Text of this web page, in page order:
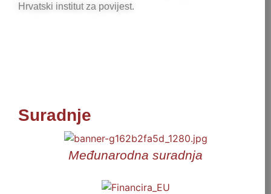
Hrvatski institut za povijest.
Suradnje
Međunarodna suradnja